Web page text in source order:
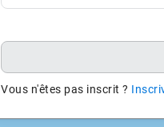
Vous n'êtes pas inscrit ?